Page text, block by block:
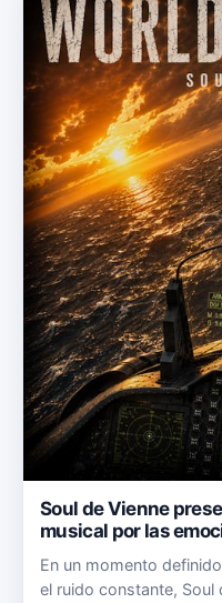
Soul de Vienne
musical por las
En un momento
el ruido constante, Soul